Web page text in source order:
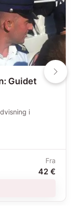
Guidet
i
Fra
42 €